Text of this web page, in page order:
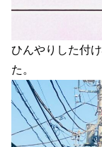
ひんやりした付
た。